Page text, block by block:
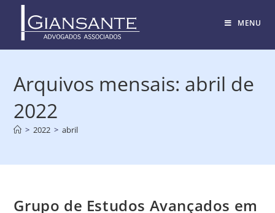
MENU
Arquivos mensais: abril de
2022
> 2022 > abril
Grupo de Estudos Avançados em